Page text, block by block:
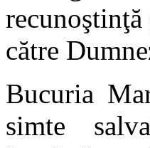
către
Bucuria
simte